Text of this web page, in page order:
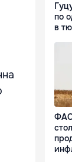
по
в